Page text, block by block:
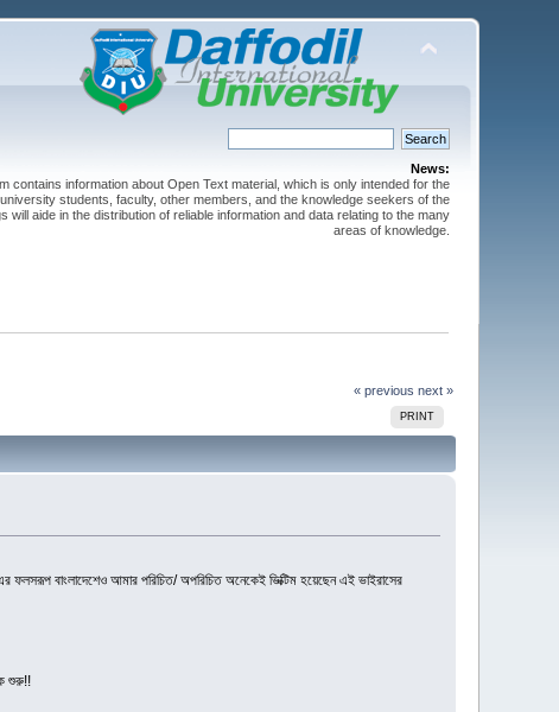
News:
contains information about Open Text material, which is only intended for the
students, faculty, other members, and the knowledge seekers of the
will aide in the distribution of reliable information and data relating to the many
areas of knowledge.
« previous next »
PRINT
এর ফলসরূপ বাংলাদেশেও আমার পরিচিত/ অপরিচিত অনেকেই ভিক্টিম হয়েছেন এই ভাইরাসের
শুরু!!